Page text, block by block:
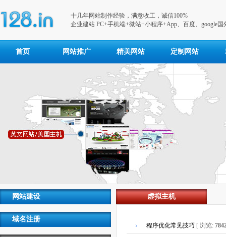
十几年网站制作经验，满意收工，诚信100%
企业建站 PC+手机端+微站+小程序+App、百度、google国
首页 网站推广 精美网站 定制网站
网站建设
域名注册
虚拟主机
程序优化常见技巧 [ 浏览: